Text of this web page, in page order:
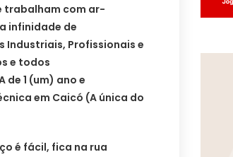
trabalham com ar-
infinidade de
Industriais, Profissionais e
e todos
de 1 (um) ano e
em Caicó (A única do
é fácil, fica na rua